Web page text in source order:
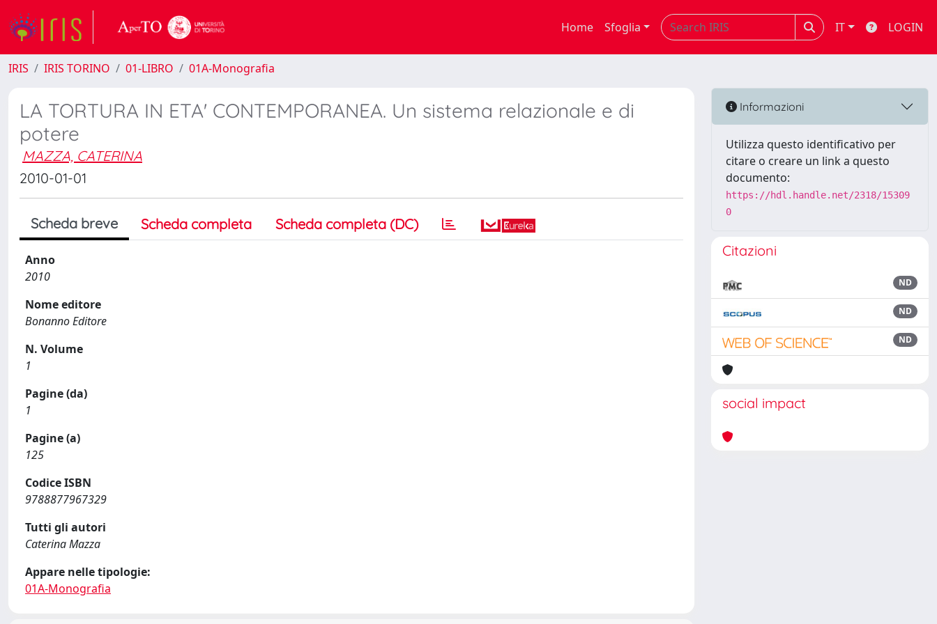
Home Sfoglia IT LOGIN
IRIS IRIS TORINO 01-LIBRO 01A-Monografia
LA TORTURA IN ETA' CONTEMPORANEA. Un sistema relazionale e di
potere
MAZZA, CATERINA
2010-01-01
Scheda breve Scheda completa Scheda completa (DC)
Anno
2010
Nome editore
Bonanno Editore
N. Volume
1
Pagine (da)
1
Pagine (a)
125
Codice ISBN
9788877967329
Tutti gli autori
Caterina Mazza
Appare nelle tipologie:
01A-Monografia
Informazioni
Utilizza questo identificativo per
citare o creare un link a questo
documento:
https://hdl.handle.net/2318/15309
0
Citazioni
ND
ND
ND
social impact